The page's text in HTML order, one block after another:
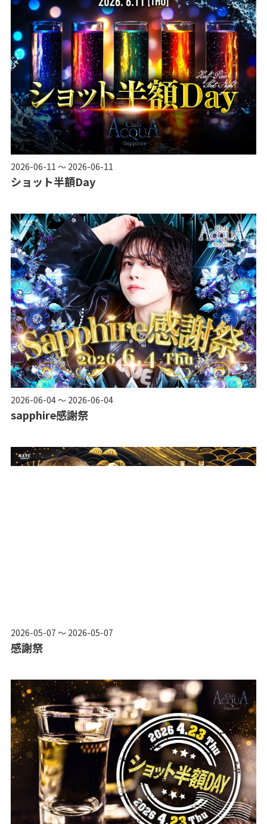
2026-06-11 ～ 2026-06-11
ショット半額Day
2026-06-04 ～ 2026-06-04
sapphire感謝祭
2026-05-07 ～ 2026-05-07
感謝祭